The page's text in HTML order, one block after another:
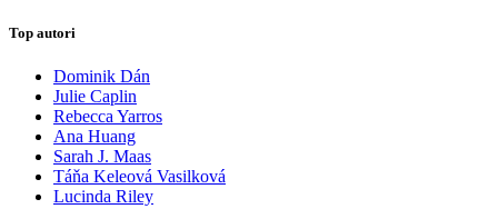
Top autori
Dominik Dán
Julie Caplin
Rebecca Yarros
Ana Huang
Sarah J. Maas
Táňa Keleová Vasilková
Lucinda Riley